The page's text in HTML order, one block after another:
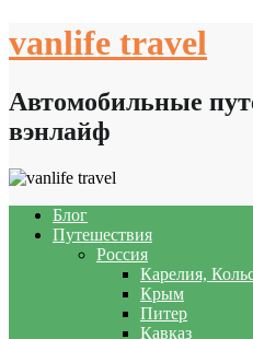
to
vanlife travel
Автомобильные
вэнлайф
Блог
Путешествия
Россия
Карелия,
Крым
Питер
Кавказ